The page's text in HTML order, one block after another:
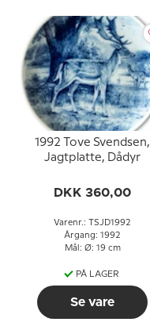
1992 Tove Svendsen,
Jagtplatte, Dådyr
DKK 360,00
Varenr.: TSJD1992
Årgang: 1992
Mål: Ø: 19 cm
PÅ LAGER
Se vare